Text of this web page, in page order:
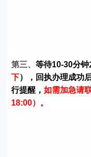
第三、等待10-30分钟
下），回执办理成功
行提醒，如需加急请
18:00）。